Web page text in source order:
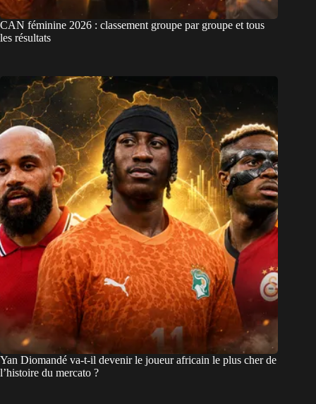
CAN féminine 2026 : classement groupe par groupe et tous
les résultats
Yan Diomandé va-t-il devenir le joueur africain le plus cher de
l’histoire du mercato ?